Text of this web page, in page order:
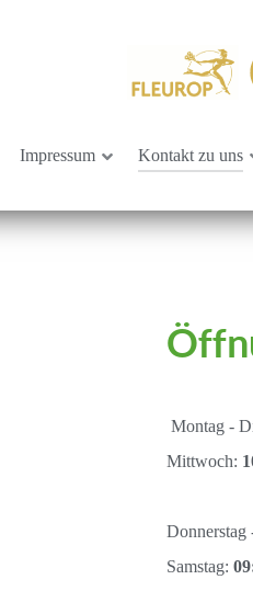
Impressum Kontakt zu uns
Montag -
Mittwoch:
Donnerstag
Samstag: